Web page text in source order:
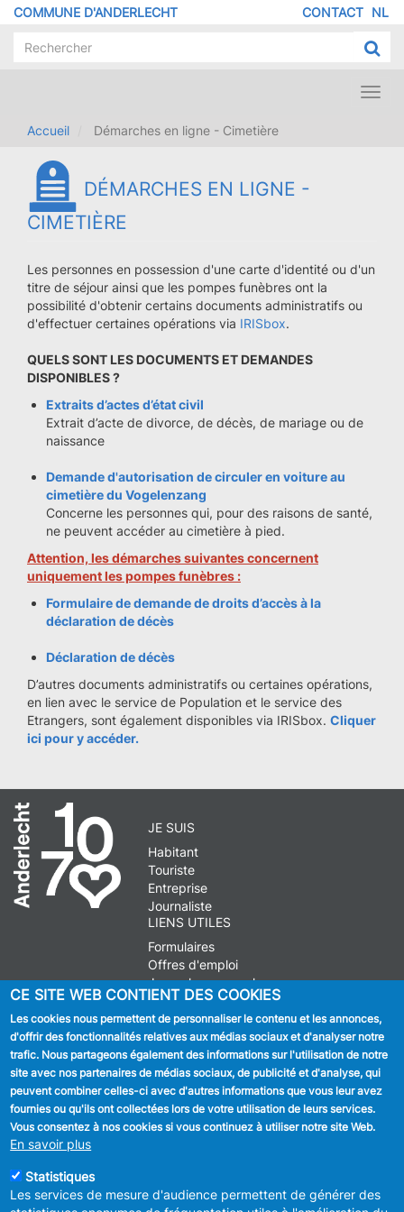
Aller
contenu
COMMUNE D'ANDERLECHT NL
DE
CONTACT
Accueil
Démarches en ligne - Cimetière
DÉMARCHES EN LIGNE -
CIMETIÈRE
Les personnes en possession d'une carte d'identité ou d'un
titre de séjour ainsi que les pompes funèbres ont la
possibilité d'obtenir certains documents administratifs ou
d'effectuer certaines opérations via IRISbox.
QUELS SONT LES DOCUMENTS ET DEMANDES
DISPONIBLES ?
Extraits d’actes d’état civil
Extrait d’acte de divorce, de décès, de mariage ou de
naissance
Demande d'autorisation de circuler en voiture au
cimetière du Vogelenzang
Concerne les personnes qui, pour des raisons de santé,
ne peuvent accéder au cimetière à pied.
Attention, les démarches suivantes concernent
uniquement les pompes funèbres :
Formulaire de demande de droits d’accès à la
déclaration de décès
Déclaration de décès
D’autres documents administratifs ou certaines opérations,
en lien avec le service de Population et le service des
Etrangers, sont également disponibles via IRISbox. Cliquer
ici pour y accéder.
JE SUIS
Habitant
Touriste
Entreprise
Journaliste
LIENS UTILES
Formulaires
Offres d'emploi
Journal communal
Stationnement
SUIVEZ NOUS
Facebook
Linkedin
CE SITE WEB CONTIENT DES COOKIES
Les cookies nous permettent de personnaliser le contenu et les annonces,
d'offrir des fonctionnalités relatives aux médias sociaux et d'analyser notre
trafic. Nous partageons également des informations sur l'utilisation de notre
site avec nos partenaires de médias sociaux, de publicité et d'analyse, qui
peuvent combiner celles-ci avec d'autres informations que vous leur avez
fournies ou qu'ils ont collectées lors de votre utilisation de leurs services.
Vous consentez à nos cookies si vous continuez à utiliser notre site Web.
En savoir plus
Statistiques
Les services de mesure d'audience permettent de générer des